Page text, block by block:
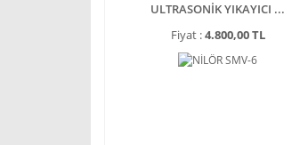
ULTRASONİK YIKAYICI ...
Fiyat :4.800,00 TL